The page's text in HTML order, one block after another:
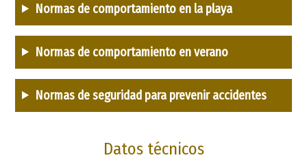
Normas de comportamiento en la playa
Normas de comportamiento en verano
Normas de seguridad para prevenir accidentes
Datos técnicos